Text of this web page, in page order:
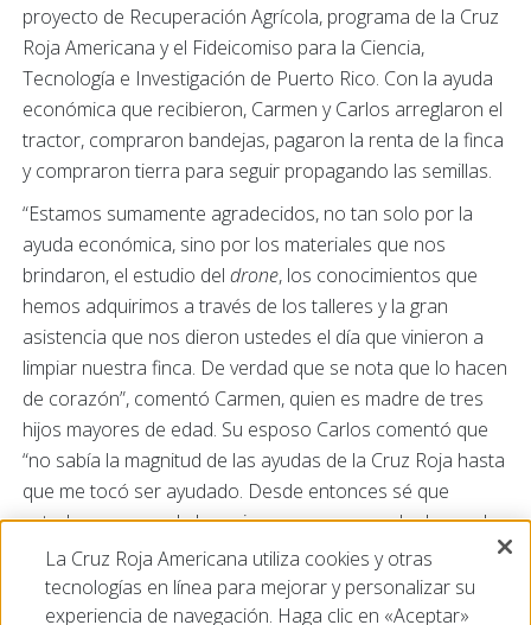
proyecto de Recuperación Agrícola, programa de la Cruz
Roja Americana y el Fideicomiso para la Ciencia,
Tecnología e Investigación de Puerto Rico. Con la ayuda
económica que recibieron, Carmen y Carlos arreglaron el
tractor, compraron bandejas, pagaron la renta de la finca
y compraron tierra para seguir propagando las semillas.
“Estamos sumamente agradecidos, no tan solo por la
ayuda económica, sino por los materiales que nos
brindaron, el estudio del drone, los conocimientos que
hemos adquirimos a través de los talleres y la gran
asistencia que nos dieron ustedes el día que vinieron a
limpiar nuestra finca. De verdad que se nota que lo hacen
de corazón”, comentó Carmen, quien es madre de tres
hijos mayores de edad. Su esposo Carlos comentó que
“no sabía la magnitud de las ayudas de la Cruz Roja hasta
que me tocó ser ayudado. Desde entonces sé que
ustedes son uno de los primeros en responder luego de
un desastre o una emergencia; así que exhorto a todos a
que donen para que puedan seguir ayudando a los
ciudadanos”.
La Cruz Roja Americana utiliza cookies y otras
tecnologías en línea para mejorar y personalizar su
experiencia de navegación. Haga clic en «Aceptar»